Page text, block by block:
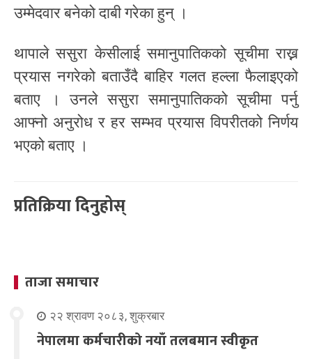
उम्मेदवार बनेको दाबी गरेका हुन् ।
थापाले ससुरा केसीलाई समानुपातिकको सूचीमा राख्न
प्रयास नगरेको बताउँदै बाहिर गलत हल्ला फैलाइएको
बताए । उनले ससुरा समानुपातिकको सूचीमा पर्नु
आफ्नो अनुरोध र हर सम्भव प्रयास विपरीतको निर्णय
भएको बताए ।
प्रतिक्रिया दिनुहोस्
ताजा समाचार
२२ श्रावण २०८३, शुक्रबार
नेपालमा कर्मचारीको नयाँ तलबमान स्वीकृत